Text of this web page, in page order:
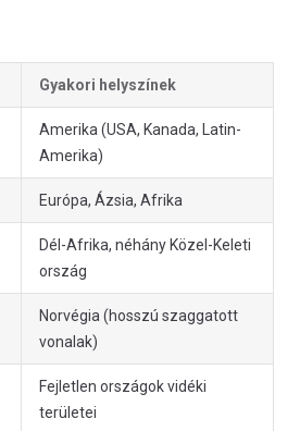
Gyakori helyszínek
Amerika (USA, Kanada, Latin-
Amerika)
Európa, Ázsia, Afrika
Dél-Afrika, néhány Közel-Keleti
ország
Norvégia (hosszú szaggatott
vonalak)
Fejletlen országok vidéki
területei